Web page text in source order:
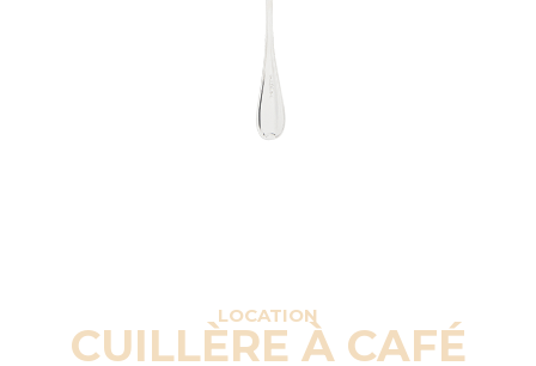
LOCATION
CUILLÈRE À CAFÉ